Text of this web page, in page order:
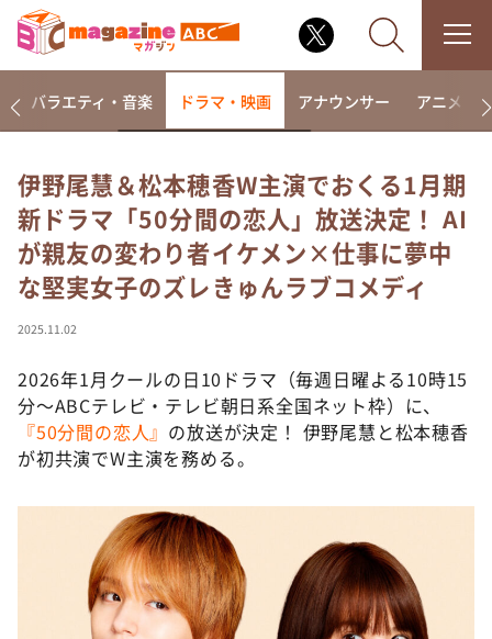
なるみ・岡村の過ぎるTV
相席食堂
これ余談なんですけど・・・
～人生密着トークバラエティ！～ やすとものいたっ
て真剣です
探偵！ナイトスクープ
news おかえり
河合＆A.B.C-Z塚田×福井アナ「なんでやねん！？」
（news おかえり）
本日はダイアンなり！シーズン２
朝だ！生です旅サラダ
教えて！ニュースライブ 正義のミカタ
バラエティ・音楽 ドラマ・映画 アナウンサー アニメ・
伊野尾慧＆松本穂香W主演でおくる1月期
新ドラマ「50分間の恋人」放送決定！ AI
が親友の変わり者イケメン×仕事に夢中
な堅実女子のズレきゅんラブコメディ
2025.11.02
2026年1月クールの日10ドラマ（毎週日曜よる10時15
分～ABCテレビ・テレビ朝日系全国ネット枠）に、
『50分間の恋人』 の放送が決定！ 伊野尾慧と松本穂香
が初共演でW主演を務める。